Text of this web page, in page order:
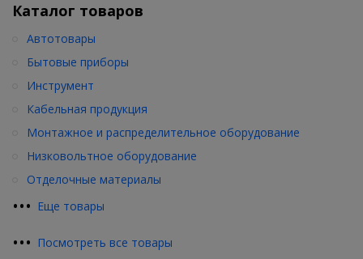
Каталог товаров
••• Еще товары
Автотовары
Бытовые приборы
Инструмент
Кабельная продукция
Монтажное и распределительное оборудование
Низковольтное оборудование
Отделочные материалы
••• Посмотреть все товары